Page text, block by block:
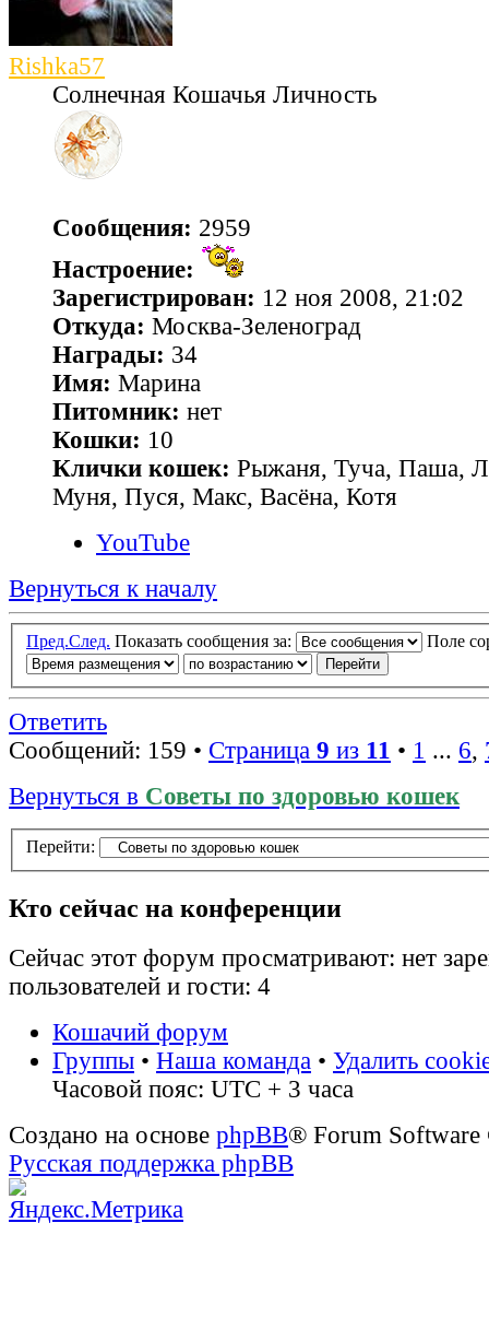
Rishka57
Солнечная Кошачья Личность
Сообщения: 2959
Настроение:
Зарегистрирован: 12 ноя 2008, 21:02
Откуда: Москва-Зеленоград
Награды: 34
Имя: Марина
Питомник: нет
Кошки: 10
Клички кошек: Рыжаня, Туча, Паша,
Муня, Пуся, Макс, Васёна, Котя
YouTube
Вернуться к началу
Пред.След. Показать сообщения за: Поле
Ответить
Сообщений: 159 • Страница 9 из 11 • 1 ... 6,
Вернуться в Советы по здоровью кошек
Перейти:
Кто сейчас на конференции
Сейчас этот форум просматривают: нет
пользователей и гости: 4
Кошачий форум
Группы • Наша команда • Удалить
Часовой пояс: UTC + 3 часа
Создано на основе phpBB® Forum
Русская поддержка phpBB